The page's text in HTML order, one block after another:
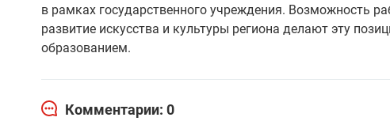
в рамках государственного учреждения. Возможность
развитие искусства и культуры региона делают эту
образованием.
Комментарии: 0